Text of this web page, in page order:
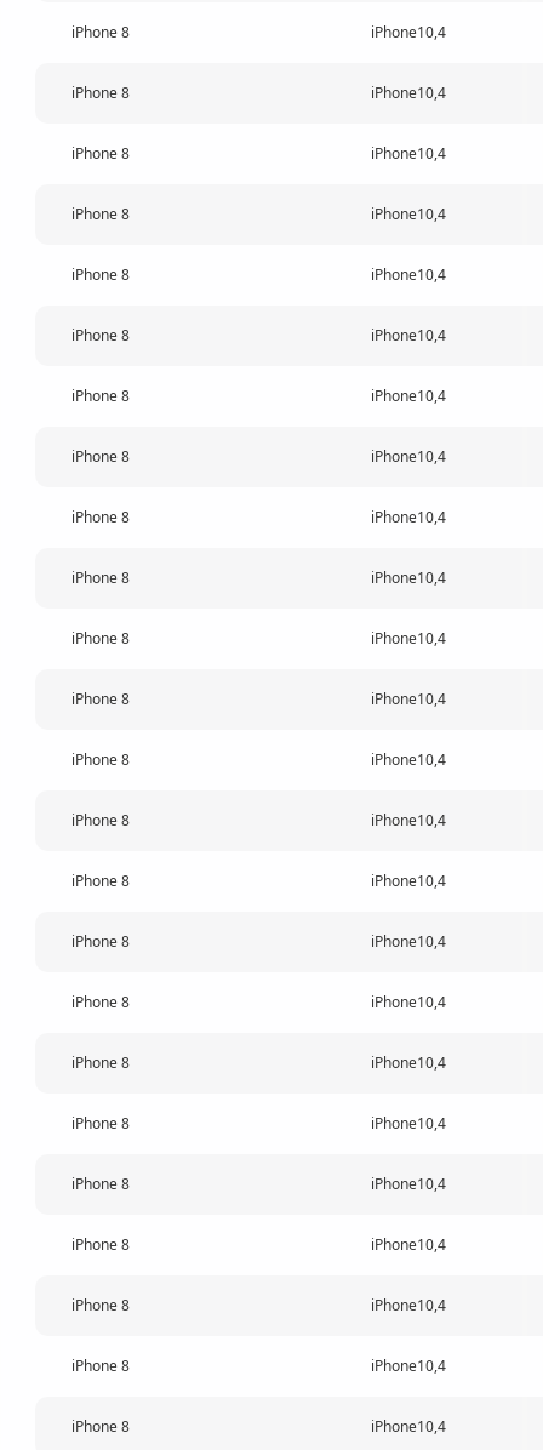
iPhone 8 iPhone10,4
iPhone 8 iPhone10,4
iPhone 8 iPhone10,4
iPhone 8 iPhone10,4
iPhone 8 iPhone10,4
iPhone 8 iPhone10,4
iPhone 8 iPhone10,4
iPhone 8 iPhone10,4
iPhone 8 iPhone10,4
iPhone 8 iPhone10,4
iPhone 8 iPhone10,4
iPhone 8 iPhone10,4
iPhone 8 iPhone10,4
iPhone 8 iPhone10,4
iPhone 8 iPhone10,4
iPhone 8 iPhone10,4
iPhone 8 iPhone10,4
iPhone 8 iPhone10,4
iPhone 8 iPhone10,4
iPhone 8 iPhone10,4
iPhone 8 iPhone10,4
iPhone 8 iPhone10,4
iPhone 8 iPhone10,4
iPhone 8 iPhone10,4